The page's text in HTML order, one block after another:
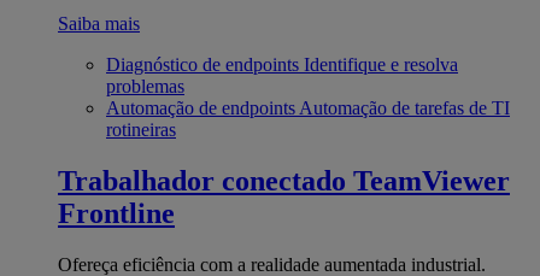
Saiba mais
Diagnóstico de endpoints Identifique e resolva
problemas
Automação de endpoints Automação de tarefas de TI
rotineiras
Trabalhador conectado TeamViewer
Frontline
Ofereça eficiência com a realidade aumentada industrial.